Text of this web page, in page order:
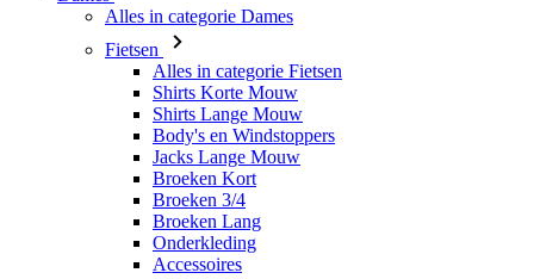
Shirts Lange Mouw
Body's en Windstoppers
Jacks Lange Mouw
Broeken Kort
Broeken 3/4
Broeken Lang
Onderkleding
Accessoires
Mutsen en Petten
Handschoenen
Sokken
Overig